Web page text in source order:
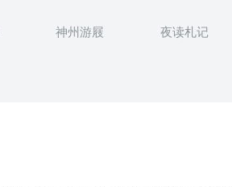
神州游屐 夜读札记